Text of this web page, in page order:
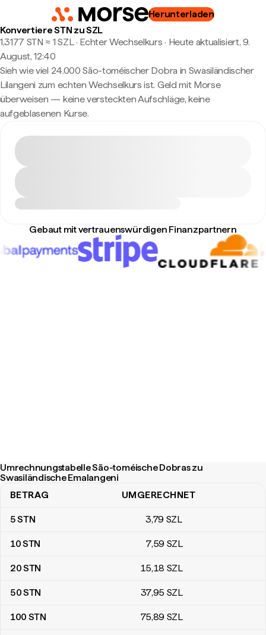
Herunterladen
Konvertiere STN zu SZL
1,3177 STN ≈ 1 SZL · Echter Wechselkurs · Heute aktualisiert, 9.
August, 12:40
Sieh wie viel 24.000 São-toméischer Dobra in Swasiländischer
Lilangeni zum echten Wechselkurs ist. Geld mit Morse
überweisen — keine versteckten Aufschläge, keine
aufgeblasenen Kurse.
Gebaut mit vertrauenswürdigen Finanzpartnern
Umrechnungstabelle São-toméische Dobras zu
Swasiländische Emalangeni
Umrechnungstabelle São-toméische Dobras zu Swasiländische
BETRAG UMGERECHNET
5STN 3,79 SZL
10STN 7,59 SZL
20STN 15,18 SZL
50STN 37,95 SZL
100 STN 75,89 SZL